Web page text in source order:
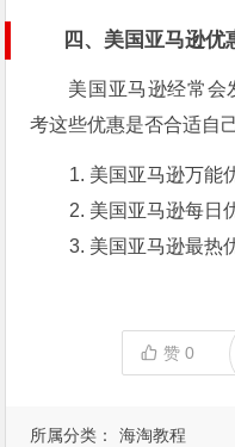
所属分类： 海淘教程
四、美国亚马逊优
美国亚马逊经常会
考这些优惠是否合适自
美国亚马逊万能
美国亚马逊每日
美国亚马逊最热
赞0